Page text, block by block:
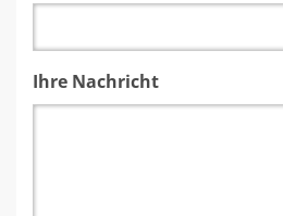
Ihre Nachricht